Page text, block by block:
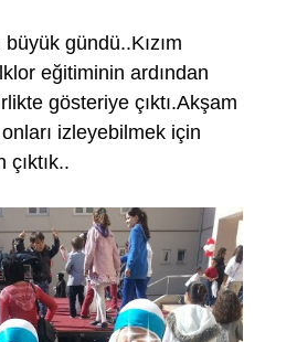
gündü..Kızım
eğitiminin ardından
gösteriye çıktı.Akşam
izleyebilmek için